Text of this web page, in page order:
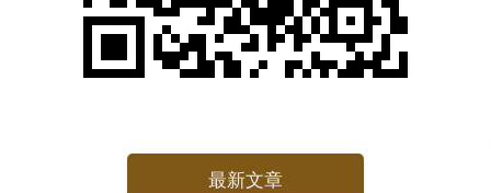
最新文章